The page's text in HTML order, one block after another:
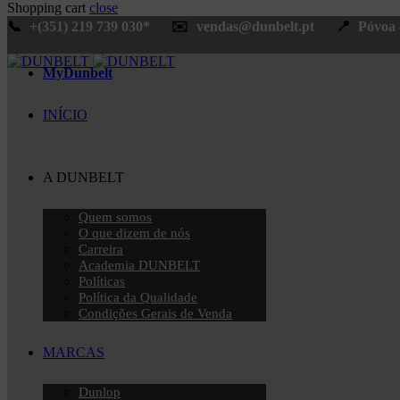
Shopping cart close
📞
+(351) 219 739 030* ✉️ vendas@dunbelt.pt 📍 Póvoa
MyDunbelt
INÍCIO
A DUNBELT
Quem somos
O que dizem de nós
Carreira
Academia DUNBELT
Políticas
Política da Qualidade
Condições Gerais de Venda
MARCAS
Dunlop